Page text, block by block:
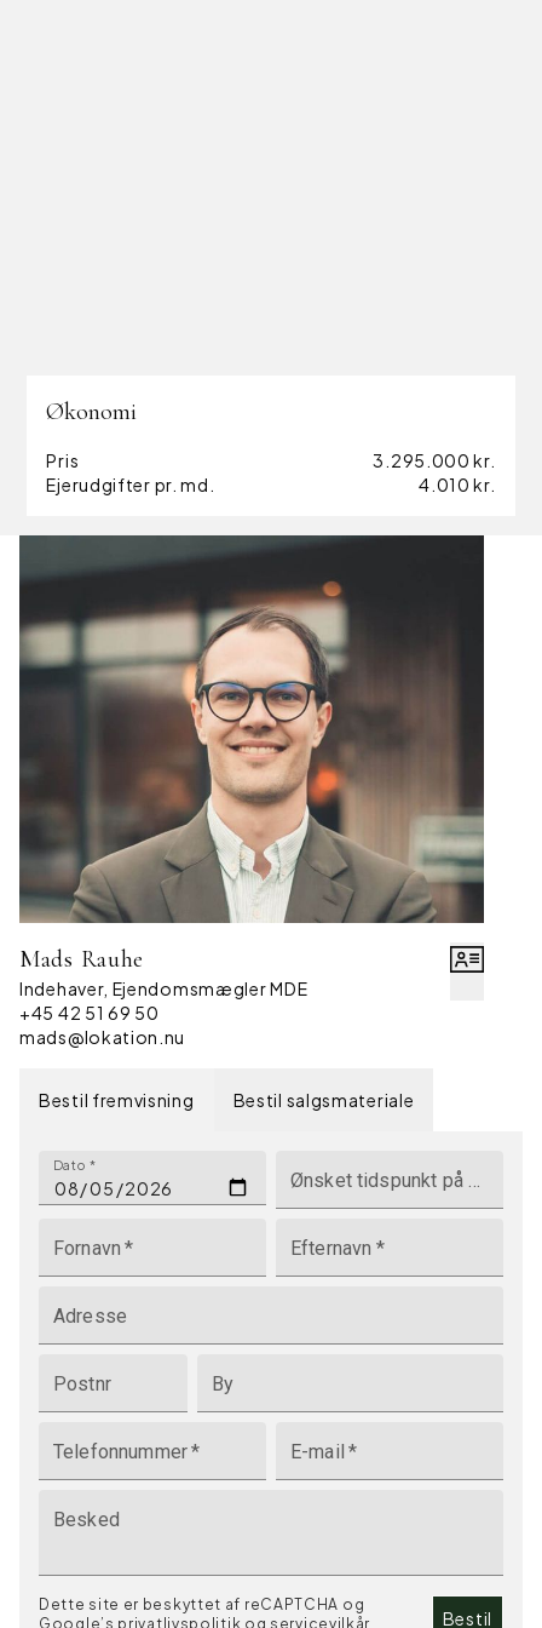
Økonomi
Pris
3.295.000 kr.
Ejerudgifter pr. md.
4.010 kr.
Mads Rauhe
Indehaver, Ejendomsmægler MDE
+45 42 51 69 50
mads@lokation.nu
Bestil fremvisning Bestil salgsmateriale
Dato *
Ønsket tidspunkt på dagen
Fornavn * Efternavn *
Adresse
Postnr By
Telefonnummer* E-mail *
Besked
Dette site er beskyttet af reCAPTCHA og
Google’s privatlivspolitik og servicevilkår
Bestil